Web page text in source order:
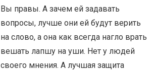
Вы правы. А зачем ей задавать
вопросы, лучше они ей будут верить
на слово, а она как всегда нагло врать
вешать лапшу на уши. Нет у людей
своего мнения. А лучшая защита